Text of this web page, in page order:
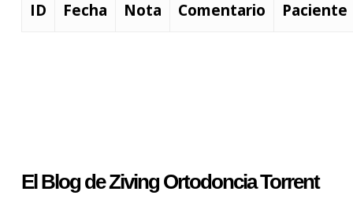
ID Fecha Nota Comentario Paciente
El Blog de Ziving Ortodoncia Torrent